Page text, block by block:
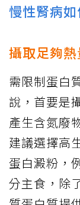
慢性腎病
攝取足夠
需限制蛋白
說，首要是
產生含氮廢
建議選擇高
蛋白澱粉，
分主食，除